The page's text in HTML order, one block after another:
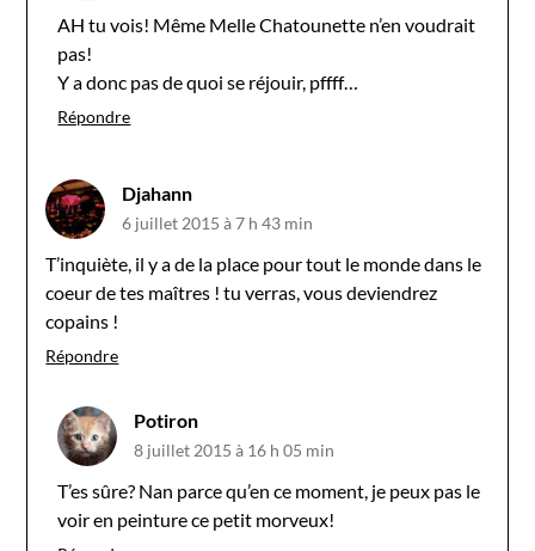
AH tu vois! Même Melle Chatounette n’en voudrait
pas!
Y a donc pas de quoi se réjouir, pffff…
Répondre
Djahann
6 juillet 2015 à 7 h 43 min
T’inquiète, il y a de la place pour tout le monde dans le
coeur de tes maîtres ! tu verras, vous deviendrez
copains !
Répondre
Potiron
8 juillet 2015 à 16 h 05 min
T’es sûre? Nan parce qu’en ce moment, je peux pas le
voir en peinture ce petit morveux!